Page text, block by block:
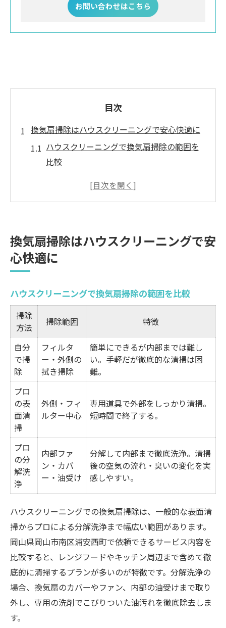
お問い合わせはこちら
目次
換気扇掃除はハウスクリーニングで安心快適に
ハウスクリーニングで換気扇掃除の範囲を
比較
快適な住まいを実現する掃除の秘訣
頑固な油汚れもプロの技術で徹底除去
プロのハウスクリーニング技術徹底解説
換気扇掃除で見逃しがちなポイント
分解洗浄で得られる清潔な効果
ハウスクリーニングなら分解洗浄も安心依頼
分解洗浄の流れと作業内容一覧
ハウスクリーニング依頼時のチェック項目
換気扇分解洗浄のメリットと注意点
安心して任せるための事前準備
依頼時によくある質問と回答
清潔な空気を守る換気扇の徹底洗浄方法
換気扇洗浄で空気環境が変わる理由
ハウスクリーニングで使う洗剤の特徴
日常でできる換気扇のお手入れ術
換気扇掃除を怠ると起こるトラブル例
レンジフード清掃で健康的な住環境を実現
レンジフード清掃の手順と効果一覧
健康維持に欠かせない定期清掃の理由
ハウスクリーニングのレンジフード対応範
換気扇掃除はハウスクリーニングで安
心快適に
ハウスクリーニングで換気扇掃除の範囲を比較
掃除
方法
掃除範囲 特徴
自分
で掃
除
フィルタ
ー・外側の
拭き掃除
簡単にできるが内部までは難し
い。手軽だが徹底的な清掃は困
難。
プロ
の表
面清
掃
外側・フィ
ルター中心
専用道具で外部をしっかり清掃。
短時間で終了する。
プロ
の分
解洗
浄
内部ファ
ン・カバ
ー・油受け
分解して内部まで徹底洗浄。清掃
後の空気の流れ・臭いの変化を実
感しやすい。
ハウスクリーニングでの換気扇掃除は、一般的な表面清
掃からプロによる分解洗浄まで幅広い範囲があります。
岡山県岡山市南区浦安西町で依頼できるサービス内容を
比較すると、レンジフードやキッチン周辺まで含めて徹
底的に清掃するプランが多いのが特徴です。分解洗浄の
場合、換気扇のカバーやファン、内部の油受けまで取り
外し、専用の洗剤でこびりついた油汚れを徹底除去しま
す。